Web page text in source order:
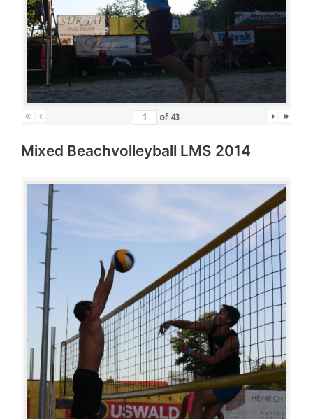
« ‹ of 43 › »
Mixed Beachvolleyball LMS 2014